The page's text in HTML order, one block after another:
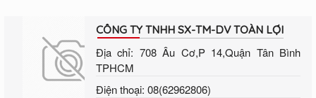
CÔNG TY TNHH SX-TM-DV TOÀN LỢI
Địa chỉ: 708 Âu Cơ,P 14,Quận Tân Bình
TPHCM
Điện thoại: 08(62962806)